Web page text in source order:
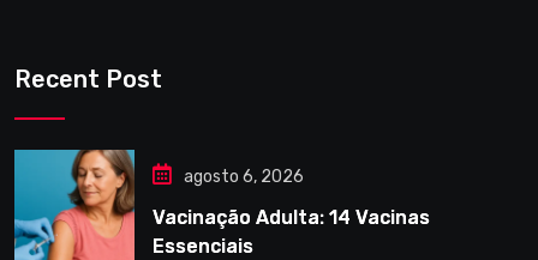
Recent Post
agosto 6, 2026
Vacinação Adulta: 14 Vacinas
Essenciais